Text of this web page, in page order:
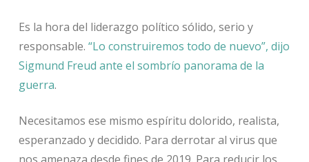
Es la hora del liderazgo político sólido, serio y
responsable. “Lo construiremos todo de nuevo”, dijo
Sigmund Freud ante el sombrío panorama de la
guerra.
Necesitamos ese mismo espíritu dolorido, realista,
esperanzado y decidido. Para derrotar al virus que